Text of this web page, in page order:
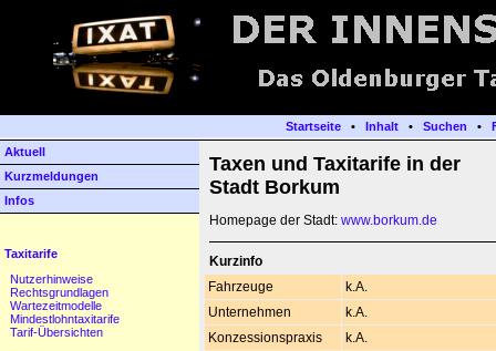
Startseite• Inhalt• Suchen •
Aktuell
Kurzmeldungen
Infos
Taxitarife
Nutzerhinweise
Rechtsgrundlagen
Wartezeitmodelle
Mindestlohntaxitarife
Tarif-Übersichten
Taxen und Taxitarife in der
Stadt Borkum
Homepage der Stadt: www.borkum.de
Kurzinfo
Fahrzeuge
k.A.
Unternehmen
k.A.
Konzessionspraxis
k.A.